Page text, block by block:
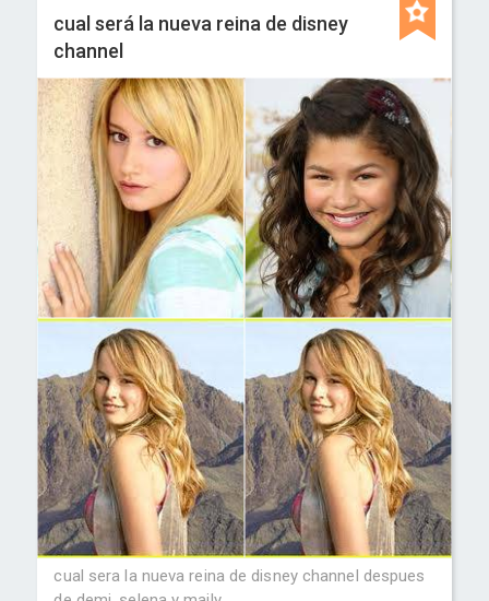
cual será la nueva reina de disney
channel
cual sera la nueva reina de disney channel despues